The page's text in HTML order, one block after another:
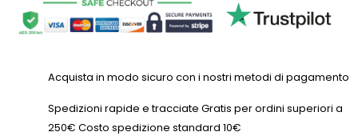
Acquista in modo sicuro con i nostri metodi di pagamento
Spedizioni rapide e tracciate Gratis per ordini superiori a
250€ Costo spedizione standard 10€